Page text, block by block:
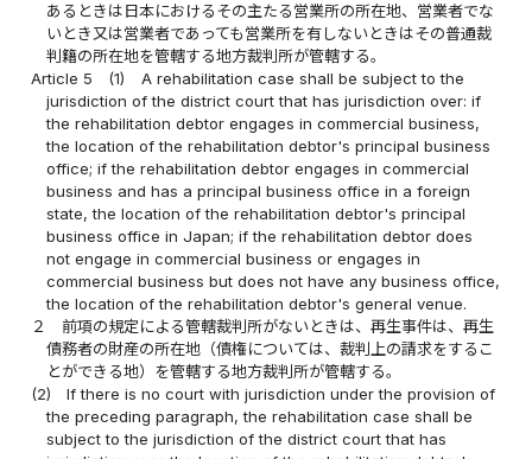
あるときは日本におけるその主たる営業所の所在地、営業者でな
いとき又は営業者であっても営業所を有しないときはその普通裁
判籍の所在地を管轄する地方裁判所が管轄する。
Article 5
(1)
A rehabilitation case shall be subject to the
jurisdiction of the district court that has jurisdiction over: if
the rehabilitation debtor engages in commercial business,
the location of the rehabilitation debtor's principal business
office; if the rehabilitation debtor engages in commercial
business and has a principal business office in a foreign
state, the location of the rehabilitation debtor's principal
business office in Japan; if the rehabilitation debtor does
not engage in commercial business or engages in
commercial business but does not have any business office,
the location of the rehabilitation debtor's general venue.
２
前項の規定による管轄裁判所がないときは、再生事件は、再生
債務者の財産の所在地（債権については、裁判上の請求をするこ
とができる地）を管轄する地方裁判所が管轄する。
(2)
If there is no court with jurisdiction under the provision of
the preceding paragraph, the rehabilitation case shall be
subject to the jurisdiction of the district court that has